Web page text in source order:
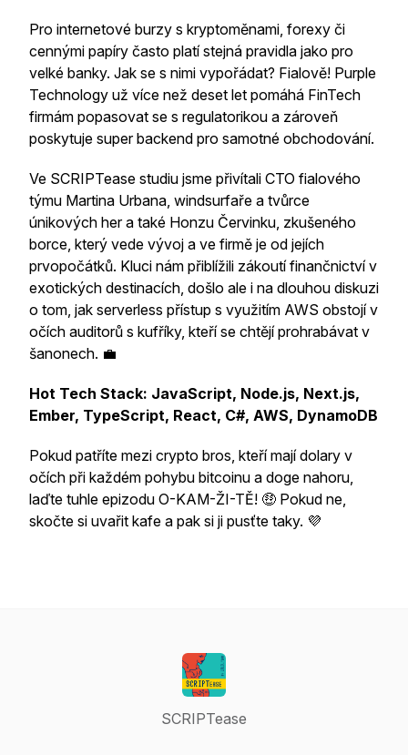
Pro internetové burzy s kryptoměnami, forexy či
cennými papíry často platí stejná pravidla jako pro
velké banky. Jak se s nimi vypořádat? Fialově! Purple
Technology už více než deset let pomáhá FinTech
firmám popasovat se s regulatorikou a zároveň
poskytuje super backend pro samotné obchodování.
Ve SCRIPTease studiu jsme přivítali CTO fialového
týmu Martina Urbana, windsurfaře a tvůrce
únikových her a také Honzu Červinku, zkušeného
borce, který vede vývoj a ve firmě je od jejích
prvopočátků. Kluci nám přiblížili zákoutí finančnictví v
exotických destinacích, došlo ale i na dlouhou diskuzi
o tom, jak serverless přístup s využitím AWS obstojí v
očích auditorů s kufříky, kteří se chtějí prohrabávat v
šanonech. 💼
Hot Tech Stack: JavaScript, Node.js, Next.js,
Ember, TypeScript, React, C#, AWS, DynamoDB
Pokud patříte mezi crypto bros, kteří mají dolary v
očích při každém pohybu bitcoinu a doge nahoru,
laďte tuhle epizodu O-KAM-ŽI-TĚ! 🤑 Pokud ne,
skočte si uvařit kafe a pak si ji pusťte taky. 💜
SCRIPTease